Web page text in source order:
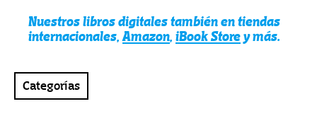
Nuestros libros digitales también en tiendas
internacionales, Amazon, iBook Storey más.
Categorías